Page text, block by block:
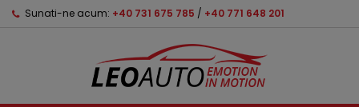
Sunati-ne acum: +40 731 675 785 / +40 771 648 201